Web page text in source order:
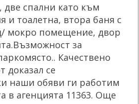
две спални като към
и тоалетна, втора баня с
мокро помещение, двор
за
Качествено
доказал се
наши обяви ги работим
в агенцията 11363. Още